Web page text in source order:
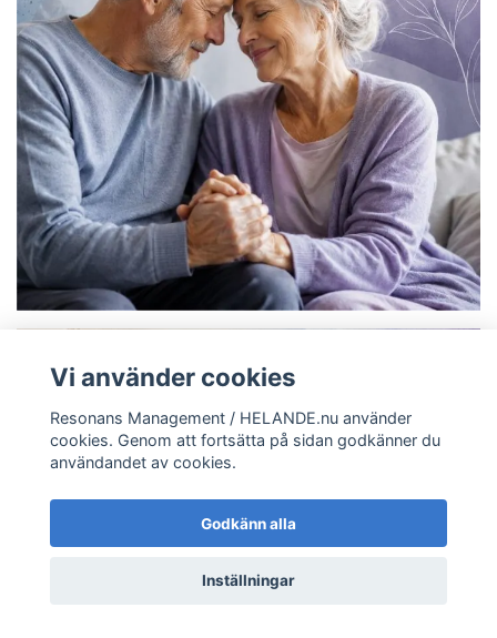
Vi använder cookies
Resonans Management / HELANDE.nu använder
cookies. Genom att fortsätta på sidan godkänner du
användandet av cookies.
Godkänn alla
Inställningar